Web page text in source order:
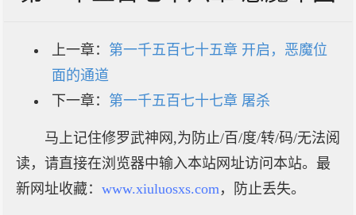
上一章： 第一千五百七十五章 开启，恶魔位
面的通道
下一章： 第一千五百七十七章 屠杀
马上记住修罗武神网,为防止/百/度/转/码/无法阅
读，请直接在浏览器中输入本站网址访问本站。最
新网址收藏： www.xiuluosxs.com，防止丢失。